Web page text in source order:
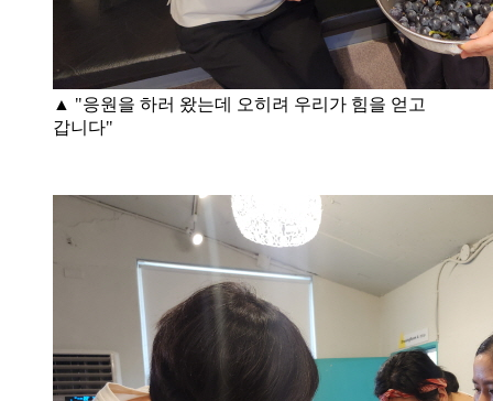
▲ "응원을 하러 왔는데 오히려 우리가 힘을 얻고
갑니다"